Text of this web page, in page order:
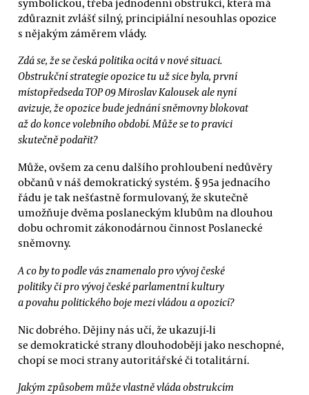
zdůraznit zvlášť silný, principiální nesouhlas opozice
s nějakým záměrem vlády.
Zdá se, že se česká politika ocitá v nové situaci.
Obstrukční strategie opozice tu už sice byla, první
místopředseda TOP 09 Miroslav Kalousek ale nyní
avizuje, že opozice bude jednání sněmovny blokovat
až do konce volebního období. Může se to pravici
skutečně podařit?
Může, ovšem za cenu dalšího prohloubení nedůvěry
občanů v náš demokratický systém. § 95a jednacího
řádu je tak nešťastně formulovaný, že skutečně
umožňuje dvěma poslaneckým klubům na dlouhou
dobu ochromit zákonodárnou činnost Poslanecké
sněmovny.
A co by to podle vás znamenalo pro vývoj české
politiky či pro vývoj české parlamentní kultury
a povahu politického boje mezi vládou a opozicí?
Nic dobrého. Dějiny nás učí, že ukazují-li
se demokratické strany dlouhodoběji jako neschopné,
chopí se moci strany autoritářské či totalitární.
Jakým způsobem může vlastně vláda obstrukcím